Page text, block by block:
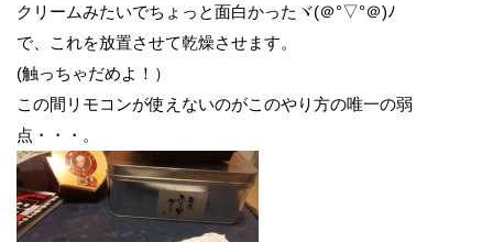
クリームみたいでちょっと面白かったヾ(＠°▽°＠)ﾉ
で、これを放置させて乾燥させます。
(触っちゃだめよ！）
この間リモコンが使えないのがこのやり方の唯一の弱
点・・・。